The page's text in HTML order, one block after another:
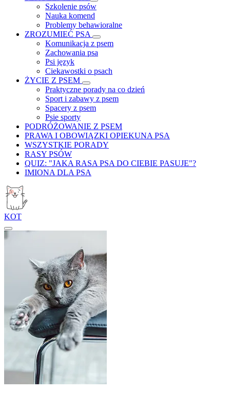
Szkolenie psów
Nauka komend
Problemy behawioralne
ZROZUMIEĆ PSA
Komunikacja z psem
Zachowania psa
Psi język
Ciekawostki o psach
ŻYCIE Z PSEM
Praktyczne porady na co dzień
Sport i zabawy z psem
Spacery z psem
Psie sporty
PODRÓŻOWANIE Z PSEM
PRAWA I OBOWIĄZKI OPIEKUNA PSA
WSZYSTKIE PORADY
RASY PSÓW
QUIZ: "JAKA RASA PSA DO CIEBIE PASUJE"?
IMIONA DLA PSA
KOT